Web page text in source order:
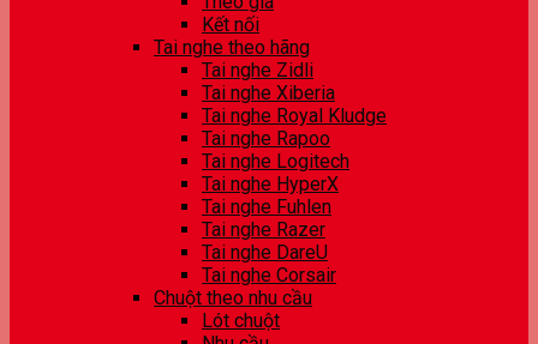
Kết nối
Tai nghe theo hãng
Tai nghe Zidli
Tai nghe Xiberia
Tai nghe Royal Kludge
Tai nghe Rapoo
Tai nghe Logitech
Tai nghe HyperX
Tai nghe Fuhlen
Tai nghe Razer
Tai nghe DareU
Tai nghe Corsair
Chuột theo nhu cầu
Lót chuột